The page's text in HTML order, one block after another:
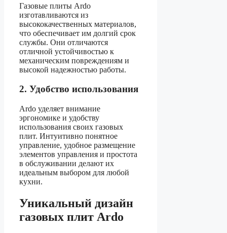
Газовые плиты Ardo
изготавливаются из
высококачественных материалов,
что обеспечивает им долгий срок
службы. Они отличаются
отличной устойчивостью к
механическим повреждениям и
высокой надежностью работы.
2. Удобство использования
Ardo уделяет внимание
эргономике и удобству
использования своих газовых
плит. Интуитивно понятное
управление, удобное размещение
элементов управления и простота
в обслуживании делают их
идеальным выбором для любой
кухни.
Уникальный дизайн
газовых плит Ardo